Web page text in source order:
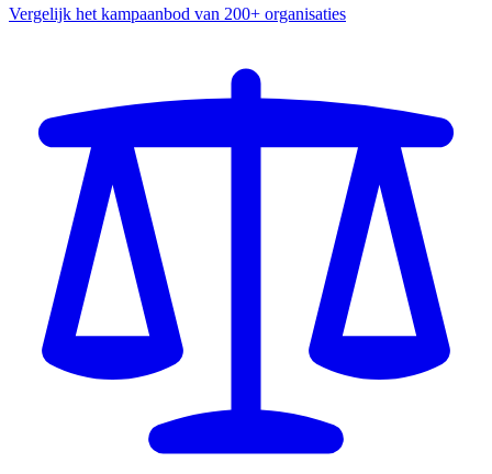
Vergelijk het kampaanbod van 200+ organisaties